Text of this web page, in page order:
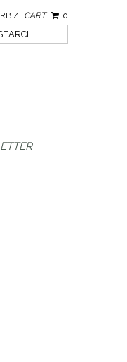
/ CART 0